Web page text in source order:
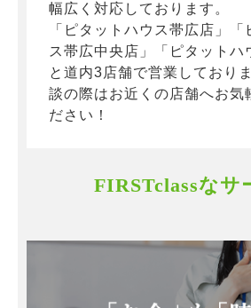
幅広く対応しております。
「ピタットハウス帯広店」「
ス帯広中央店」「ピタットハ
と道内3店舗で営業しており
談の際はお近くの店舗へお気
ださい！
FIRSTclassなサ